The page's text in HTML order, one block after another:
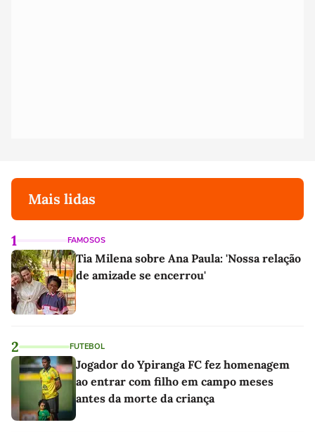
Mais lidas
1 FAMOSOS
Tia Milena sobre Ana Paula: 'Nossa relação
de amizade se encerrou'
2 FUTEBOL
Jogador do Ypiranga FC fez homenagem
ao entrar com filho em campo meses
antes da morte da criança